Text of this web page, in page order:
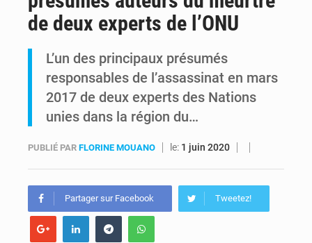
de deux experts de l’ONU
L’un des principaux présumés
responsables de l’assassinat en mars
2017 de deux experts des Nations
unies dans la région du…
PUBLIÉ PAR FLORINE MOUANO le: 1 juin 2020
Partager sur Facebook Tweetez!